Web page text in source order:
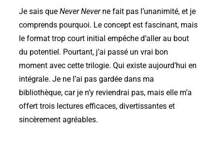
Je sais que Never Neverne fait pas l’unanimité, et je
comprends pourquoi. Le concept est fascinant, mais
le format trop court initial empêche d’aller au bout
du potentiel. Pourtant, j’ai passé un vrai bon
moment avec cette trilogie. Qui existe aujourd’hui en
intégrale. Je ne l’ai pas gardée dans ma
bibliothèque, car je n’y reviendrai pas, mais elle m’a
offert trois lectures efficaces, divertissantes et
sincèrement agréables.